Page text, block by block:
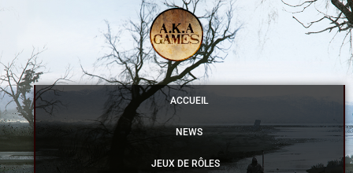
contenu
ACCUEIL
NEWS
JEUX DE RÔLES